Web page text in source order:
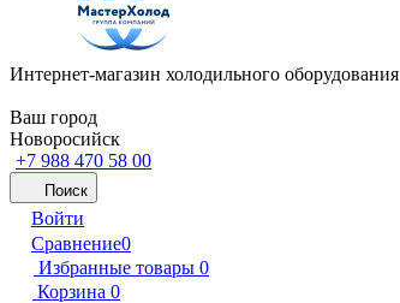
Интернет-магазин холодильного оборудования
Ваш город
Новоросийск
+7 988 470 58 00
Поиск
Войти
Сравнение0
Избранные товары 0
Корзина 0